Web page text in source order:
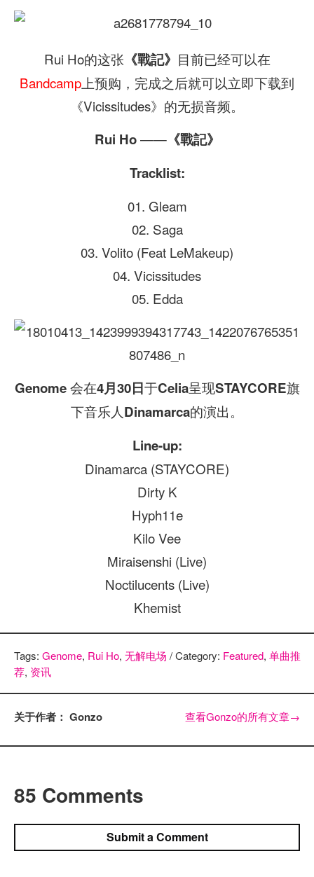
Rui Ho的这张 《戰記》 目前已经可以在
Bandcamp 上预购，完成之后就可以立即下载到
《Vicissitudes》的无损音频。
Rui Ho——《戰記》
Tracklist:
01. Gleam
02. Saga
03. Volito (Feat LeMakeup)
04. Vicissitudes
05. Edda
Genome会在4月30日于Celia呈现STAYCORE旗
下音乐人Dinamarca的演出。
Line-up:
Dinamarca (STAYCORE)
Dirty K
Hyph11e
Kilo Vee
Miraisenshi (Live)
Noctilucents (Live)
Khemist
Tags: Genome, Rui Ho, 无解电场 / Category: Featured, 单曲推
荐, 资讯
关于作者： Gonzo 查看Gonzo的所有文章→
85 Comments
Submit a Comment